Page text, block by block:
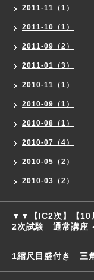
2011-11（1）
2011-10（1）
2011-09（2）
2011-01（3）
2010-11（1）
2010-09（1）
2010-08（1）
2010-07（4）
2010-05（2）
2010-03（2）
▼▼【IC2次】【10
2次試験 通常講
1縮尺目盛付き 三